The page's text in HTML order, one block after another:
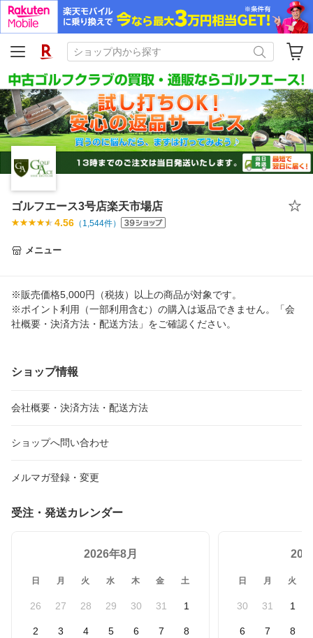
ゴルフエース3号店楽天市場店
4.56 （ 1,544件）
メニュー
※販売価格5,000円（税抜）以上の商品が対象です。
※ポイント利用（一部利用含む）の購入は返品できません。「会
社概要・決済方法・配送方法」をご確認ください。
ショップ情報
会社概要・決済方法・配送方法
ショップへ問い合わせ
メルマガ登録・変更
受注・発送カレンダー
2026年8月
日 月 火 水 木 金 土
26 27 28 29 30 31 1
2 3 4 5 6 7 8
日 月 火
30 31 1
6 7 8